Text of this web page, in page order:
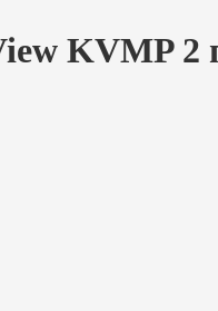
KVMP 2